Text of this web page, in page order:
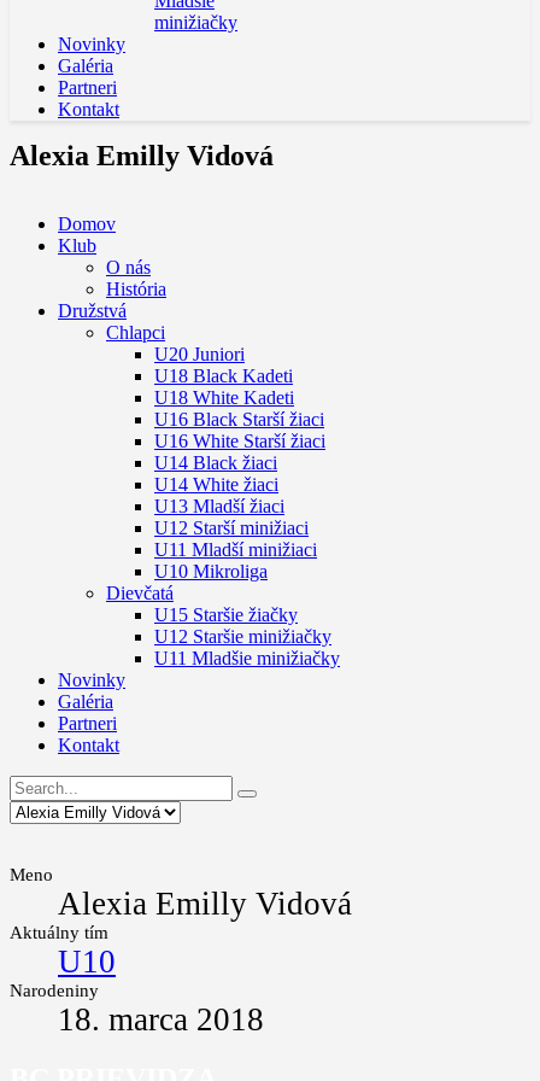
minižiačky
Novinky
Galéria
Partneri
Kontakt
Alexia Emilly Vidová
Domov
Klub
O nás
História
Družstvá
Chlapci
U20 Juniori
U18 Black Kadeti
U18 White Kadeti
U16 Black Starší žiaci
U16 White Starší žiaci
U14 Black žiaci
U14 White žiaci
U13 Mladší žiaci
U12 Starší minižiaci
U11 Mladší minižiaci
U10 Mikroliga
Dievčatá
U15 Staršie žiačky
U12 Staršie minižiačky
U11 Mladšie minižiačky
Novinky
Galéria
Partneri
Kontakt
Meno
Alexia Emilly Vidová
Aktuálny tím
U10
Narodeniny
18. marca 2018